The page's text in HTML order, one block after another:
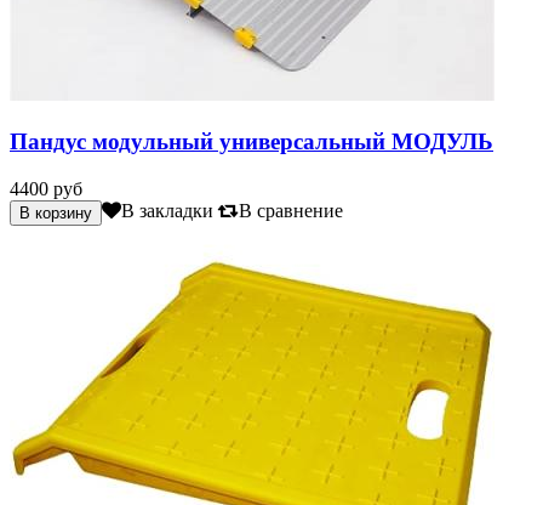
Пандус модульный универсальный МОДУЛЬ
4400 руб
В закладки В сравнение